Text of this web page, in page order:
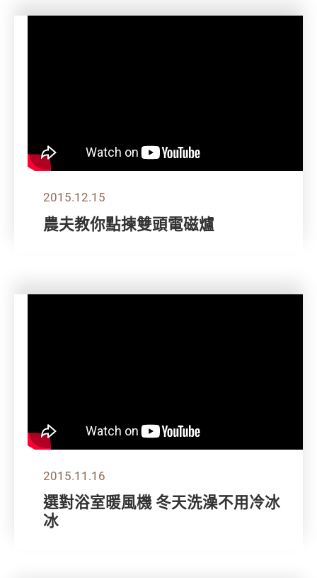
2015.12.15
農夫教你點揀雙頭電磁爐
2015.11.16
選對浴室暖風機 冬天洗澡不用冷冰
冰